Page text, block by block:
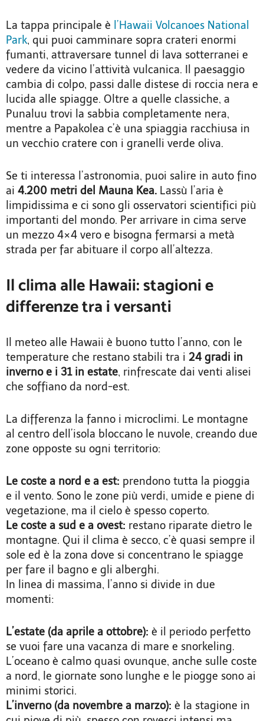
La tappa principale è l’Hawaii Volcanoes National
Park, qui puoi camminare sopra crateri enormi
fumanti, attraversare tunnel di lava sotterranei e
vedere da vicino l’attività vulcanica. Il paesaggio
cambia di colpo, passi dalle distese di roccia nera e
lucida alle spiagge. Oltre a quelle classiche, a
Punaluu trovi la sabbia completamente nera,
mentre a Papakolea c’è una spiaggia racchiusa in
un vecchio cratere con i granelli verde oliva.
Se ti interessa l’astronomia, puoi salire in auto fino
ai 4.200 metri del Mauna Kea. Lassù l’aria è
limpidissima e ci sono gli osservatori scientifici più
importanti del mondo. Per arrivare in cima serve
un mezzo 4×4 vero e bisogna fermarsi a metà
strada per far abituare il corpo all’altezza.
Il clima alle Hawaii: stagioni e
differenze tra i versanti
Il meteo alle Hawaii è buono tutto l’anno, con le
temperature che restano stabili tra i 24 gradi in
inverno e i 31 in estate, rinfrescate dai venti alisei
che soffiano da nord-est.
La differenza la fanno i microclimi. Le montagne
al centro dell’isola bloccano le nuvole, creando due
zone opposte su ogni territorio:
Le coste a nord e a est: prendono tutta la pioggia
e il vento. Sono le zone più verdi, umide e piene di
vegetazione, ma il cielo è spesso coperto.
Le coste a sud e a ovest: restano riparate dietro le
montagne. Qui il clima è secco, c’è quasi sempre il
sole ed è la zona dove si concentrano le spiagge
per fare il bagno e gli alberghi.
In linea di massima, l’anno si divide in due
momenti:
L’estate (da aprile a ottobre): è il periodo perfetto
se vuoi fare una vacanza di mare e snorkeling.
L’oceano è calmo quasi ovunque, anche sulle coste
a nord, le giornate sono lunghe e le piogge sono ai
minimi storici.
L’inverno (da novembre a marzo): è la stagione in